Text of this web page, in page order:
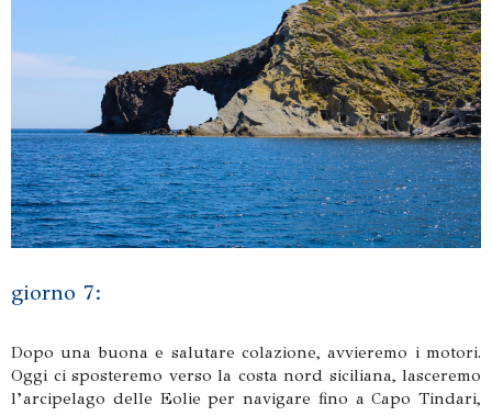
giorno 7:
Dopo una buona e salutare colazione, avvieremo i motori.
Oggi ci sposteremo verso la costa nord siciliana, lasceremo
l’arcipelago delle Eolie per navigare fino a Capo Tindari,